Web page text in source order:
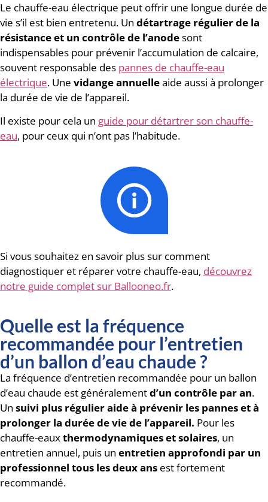
Le chauffe-eau électrique peut offrir une longue durée de
vie s’il est bien entretenu. Un détartrage régulier de la
résistance et un contrôle de l’anodesont
indispensables pour prévenir l’accumulation de calcaire,
souvent responsable des pannes de chauffe-eau
électrique. Une vidange annuelleaide aussi à prolonger
la durée de vie de l’appareil.
Il existe pour cela un guide pour détartrer son chauffe-
eau, pour ceux qui n’ont pas l’habitude.
Si vous souhaitez en savoir plus sur comment
diagnostiquer et réparer votre chauffe-eau, découvrez
notre guide complet sur Ballooneo.fr.
Quelle est la fréquence
recommandée pour l’entretien
d’un ballon d’eau chaude ?
La fréquence d’entretien recommandée pour un ballon
d’eau chaude est généralementd’un contrôle par an.
Un suivi plus régulier aide à prévenir les pannes et à
prolonger la durée de vie de l’appareil. Pour les
chauffe-eauxthermodynamiques et solaires, un
entretien annuel, puis un entretien approfondi par un
professionnel tous les deux ans est fortement
recommandé.